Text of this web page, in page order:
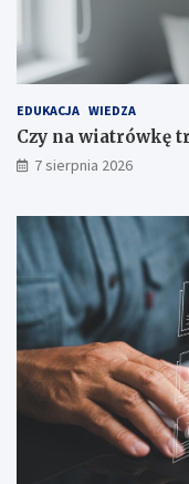
EDUKACJA WIEDZA
Czy na wiatrówkę
7 sierpnia 2026